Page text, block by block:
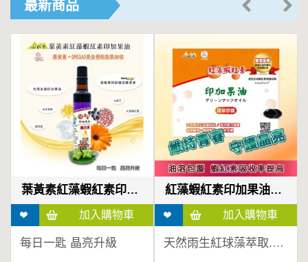
總
果
印
加
最新商品
葉黃素紅藻蝦紅素印加果油
加入追蹤
每日一匙 晶亮升級
紅藻蝦紅素印加果油精華膠囊
加入追蹤
天然雨生紅球藻萃取.無化學合成